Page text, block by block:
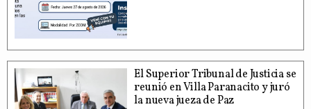
El Superior Tribunal de Justicia se
reunió en Villa Paranacito y juró
la nueva jueza de Paz